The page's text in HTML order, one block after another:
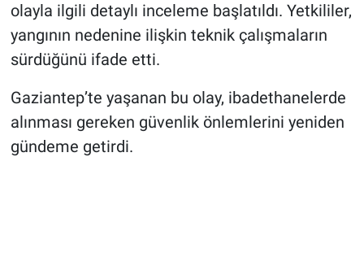
olayla ilgili detaylı inceleme başlatıldı. Yetkililer,
yangının nedenine ilişkin teknik çalışmaların
sürdüğünü ifade etti.
Gaziantep’te yaşanan bu olay, ibadethanelerde
alınması gereken güvenlik önlemlerini yeniden
gündeme getirdi.